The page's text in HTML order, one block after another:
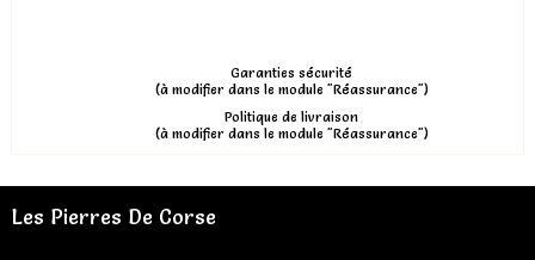
Garanties sécurité
(à modifier dans le module "Réassurance")
Politique de livraison
(à modifier dans le module "Réassurance")
Les Pierres De Corse